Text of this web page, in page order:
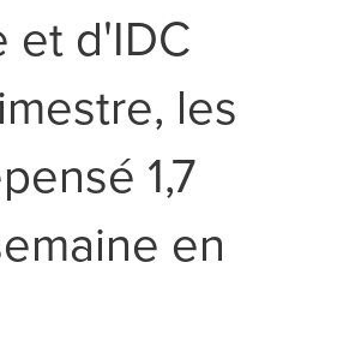
et d'IDC
les
1,7
en